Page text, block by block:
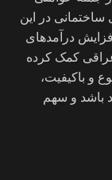
در این
درآمدهای
کمک کرده
و باکیفیت،
باشد و سهم